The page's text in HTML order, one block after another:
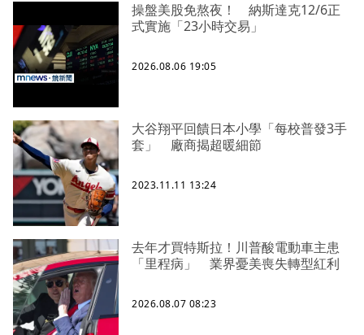
操盤美股免熬夜！ 納斯達克12/6正
式實施「23小時交易」
2026.08.06 19:05
大谷翔平回饋日本小學「每校普發3手
套」 廠商揭超暖細節
2023.11.11 13:24
去年才買特斯拉！川普酸電動車主患
「里程病」 業界憂美喪失轉型紅利
2026.08.07 08:23